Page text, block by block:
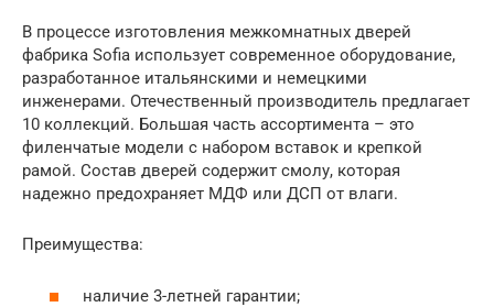
В процессе изготовления межкомнатных дверей
фабрика Sofia использует современное оборудование,
разработанное итальянскими и немецкими
инженерами. Отечественный производитель предлагает
10 коллекций. Большая часть ассортимента – это
филенчатые модели с набором вставок и крепкой
рамой. Состав дверей содержит смолу, которая
надежно предохраняет МДФ или ДСП от влаги.
Преимущества:
наличие 3-летней гарантии;